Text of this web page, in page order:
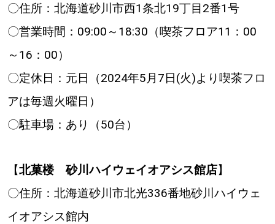
〇住所：北海道砂川市西1条北19丁目2番1号
〇営業時間：09:00～18:30（喫茶フロア11：00
～16：00）
〇定休日：元日（2024年5月7日(火)より喫茶フロ
アは毎週火曜日）
〇駐車場：あり（50台）
【北菓楼 砂川ハイウェイオアシス館店】
〇住所：北海道砂川市北光336番地砂川ハイウェ
イオアシス館内